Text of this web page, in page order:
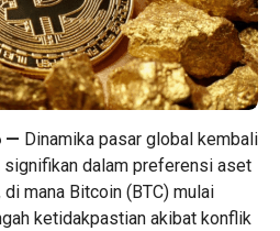
— Dinamika pasar global kembali
signifikan dalam preferensi aset
di mana Bitcoin (BTC) mulai
ketidakpastian akibat konflik